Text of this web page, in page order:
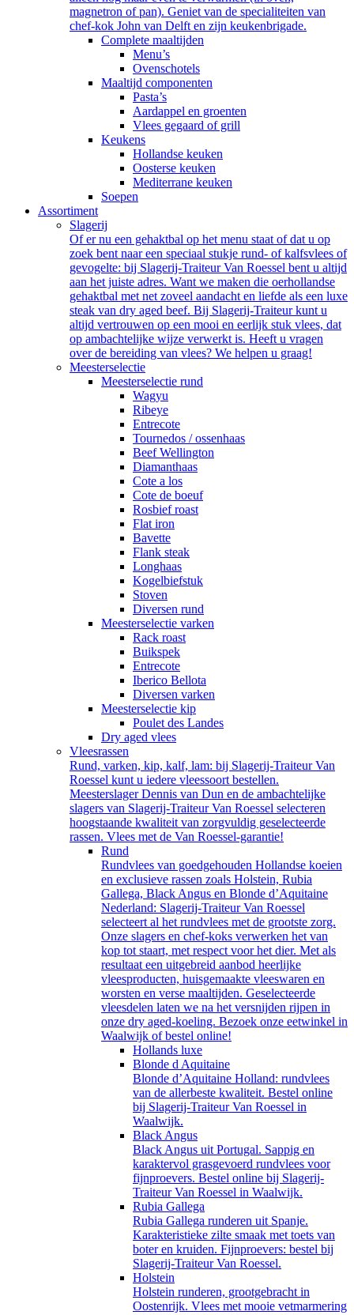
magnetron of pan). Geniet van de specialiteiten van
chef-kok John van Delft en zijn keukenbrigade.
Complete maaltijden
Menu’s
Ovenschotels
Maaltijd componenten
Pasta’s
Aardappel en groenten
Vlees gegaard of grill
Keukens
Hollandse keuken
Oosterse keuken
Mediterrane keuken
Soepen
Assortiment
Slagerij
Of er nu een gehaktbal op het menu staat of dat u op
zoek bent naar een speciaal stukje rund- of kalfsvlees of
gevogelte: bij Slagerij-Traiteur Van Roessel bent u altijd
aan het juiste adres. Want we maken die oerhollandse
gehaktbal met net zoveel aandacht en liefde als een luxe
steak van dry aged beef. Bij Slagerij-Traiteur kunt u
altijd vertrouwen op een mooi en eerlijk stuk vlees, dat
op ambachtelijke wijze verwerkt is. Heeft u vragen
over de bereiding van vlees? We helpen u graag!
Meesterselectie
Meesterselectie rund
Wagyu
Ribeye
Entrecote
Tournedos / ossenhaas
Beef Wellington
Diamanthaas
Cote a los
Cote de boeuf
Rosbief roast
Flat iron
Bavette
Flank steak
Longhaas
Kogelbiefstuk
Stoven
Diversen rund
Meesterselectie varken
Rack roast
Buikspek
Entrecote
Iberico Bellota
Diversen varken
Meesterselectie kip
Poulet des Landes
Dry aged vlees
Vleesrassen
Rund, varken, kip, kalf, lam: bij Slagerij-Traiteur Van
Roessel kunt u iedere vleessoort bestellen.
Meesterslager Dennis van Dun en de ambachtelijke
slagers van Slagerij-Traiteur Van Roessel selecteren
hoogstaande kwaliteit van zorgvuldig geselecteerde
rassen. Vlees met de Van Roessel-garantie!
Rund
Rundvlees van goedgehouden Hollandse koeien
en exclusieve rassen zoals Holstein, Rubia
Gallega, Black Angus en Blonde d’Aquitaine
Nederland: Slagerij-Traiteur Van Roessel
selecteert al het rundvlees met de grootste zorg.
Onze slagers en chef-koks verwerken het van
kop tot staart, met respect voor het dier. Met als
resultaat een uitgebreid aanbod heerlijke
vleesproducten, huisgemaakte vleeswaren en
worsten en verse maaltijden. Geselecteerde
vleesdelen laten we na het versnijden rijpen in
onze dry aged-koeling. Bezoek onze eetwinkel in
Waalwijk of bestel online!
Hollands luxe
Blonde d Aquitaine
Blonde d’Aquitaine Holland: rundvlees
van de allerbeste kwaliteit. Bestel online
bij Slagerij-Traiteur Van Roessel in
Waalwijk.
Black Angus
Black Angus uit Portugal. Sappig en
karaktervol grasgevoerd rundvlees voor
fijnproevers. Bestel online bij Slagerij-
Traiteur Van Roessel in Waalwijk.
Rubia Gallega
Rubia Gallega runderen uit Spanje.
Karakteristieke zilte smaak met toets van
boter en kruiden. Fijnproevers: bestel bij
Slagerij-Traiteur Van Roessel.
Holstein
Holstein runderen, grootgebracht in
Oostenrijk. Vlees met mooie vetmarmering